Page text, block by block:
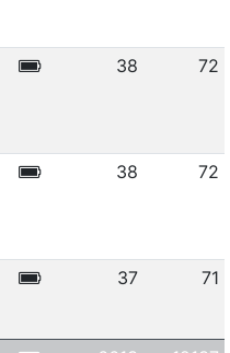
38 72
38 72
37 71